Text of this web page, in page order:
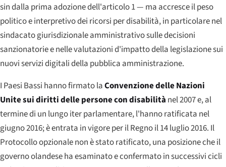
sin dalla prima adozione dell'articolo 1 — ma accresce il peso
politico e interpretivo dei ricorsi per disabilità, in particolare nel
sindacato giurisdizionale amministrativo sulle decisioni
sanzionatorie e nelle valutazioni d'impatto della legislazione sui
nuovi servizi digitali della pubblica amministrazione.
I Paesi Bassi hanno firmato laConvenzione delle Nazioni
Unite sui diritti delle persone con disabilità nel 2007 e, al
termine di un lungo iter parlamentare, l'hanno ratificata nel
giugno 2016; è entrata in vigore per il Regno il 14 luglio 2016. Il
Protocollo opzionale non è stato ratificato, una posizione che il
governo olandese ha esaminato e confermato in successivi cicli